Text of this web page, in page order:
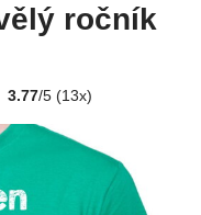
ročník
3.77/5 (13x)